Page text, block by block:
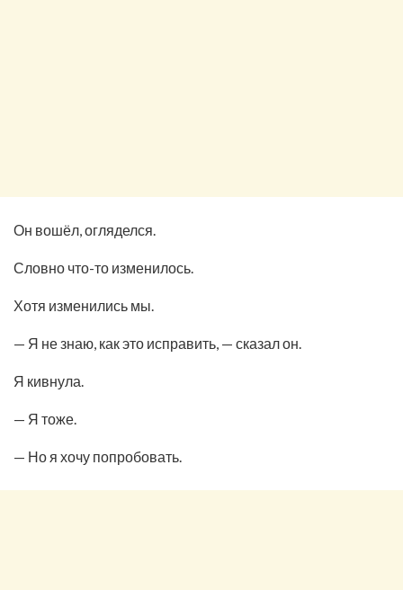
Он вошёл, огляделся.
Словно что-то изменилось.
Хотя изменились мы.
— Я не знаю, как это исправить, — сказал он.
Я кивнула.
— Я тоже.
— Но я хочу попробовать.